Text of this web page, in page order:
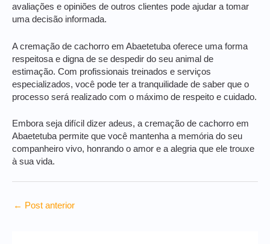
avaliações e opiniões de outros clientes pode ajudar a tomar
uma decisão informada.
A cremação de cachorro em Abaetetuba oferece uma forma
respeitosa e digna de se despedir do seu animal de
estimação. Com profissionais treinados e serviços
especializados, você pode ter a tranquilidade de saber que o
processo será realizado com o máximo de respeito e cuidado.
Embora seja difícil dizer adeus, a cremação de cachorro em
Abaetetuba permite que você mantenha a memória do seu
companheiro vivo, honrando o amor e a alegria que ele trouxe
à sua vida.
← Post anterior